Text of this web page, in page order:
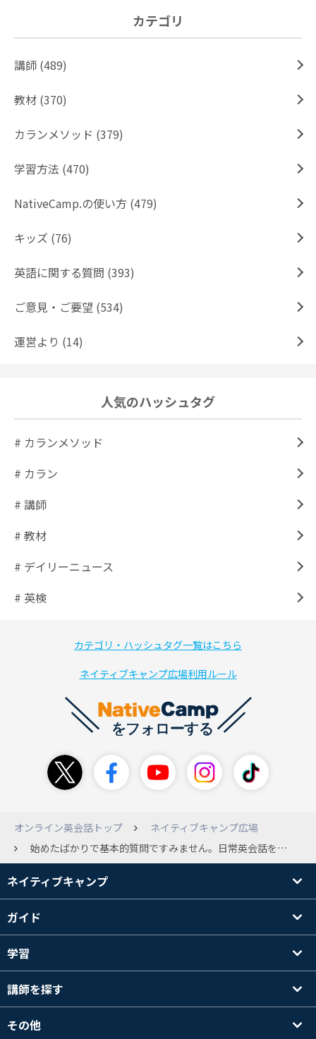
カテゴリ
講師 (489)
教材 (370)
カランメソッド (379)
学習方法 (470)
NativeCamp.の使い方 (479)
キッズ (76)
英語に関する質問 (393)
ご意見・ご要望 (534)
運営より (14)
人気のハッシュタグ
# カランメソッド
# カラン
# 講師
# 教材
# デイリーニュース
# 英検
カテゴリ・ハッシュタグ一覧はこちら
ネイティブキャンプ広場利用ルール
オンライン英会話トップ
ネイティブキャンプ広場
始めたばかりで基本的質問ですみません。日常英会話をしたいのですが、先生方のコースバッチに日常英会話はないのですが、誰でもいいという事ですか？
ネイティブキャンプ
ガイド
学習
講師を探す
その他